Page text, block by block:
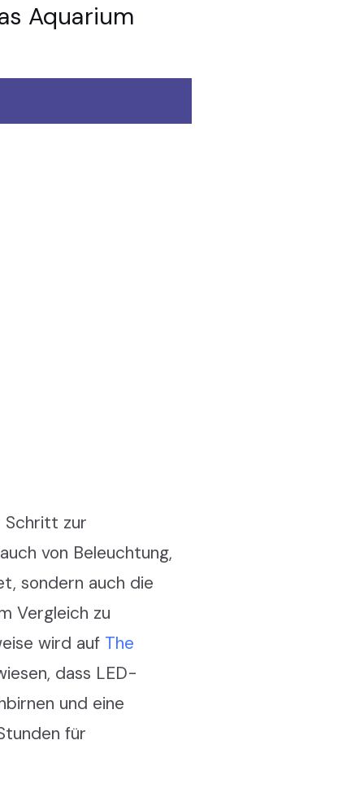
Aquarium
Schritt zur
von Beleuchtung,
sondern auch die
Vergleich zu
wird auf The
dass LED-
und eine
für